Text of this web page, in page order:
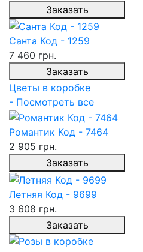
Заказать
Санта Код - 1259
7 460 грн.
Заказать
Цветы в коробке
- Посмотреть все
Романтик Код - 7464
2 905 грн.
Заказать
Летняя Код - 9699
3 608 грн.
Заказать